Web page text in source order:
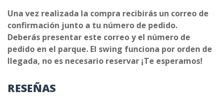
Una vez realizada la compra recibirás un correo de
confirmación junto a tu número de pedido.
Deberás presentar este correo y el número de
pedido en el parque. El swing funciona por orden de
llegada, no es necesario reservar ¡Te esperamos!
RESEÑAS